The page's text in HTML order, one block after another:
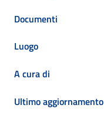
Documenti
Luogo
A cura di
Ultimo aggiornamento